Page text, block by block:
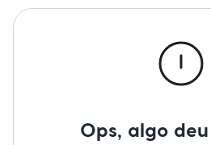
Casacos e Jaquetas
Não secar em secadora.
Não limpar a úmido.
Ops, algo